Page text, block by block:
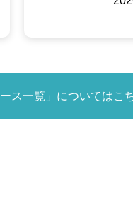
ス一覧」についてはこ